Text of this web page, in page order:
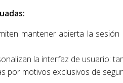
mantener abierta la
la interfaz de usuario:
por motivos exclusivos de